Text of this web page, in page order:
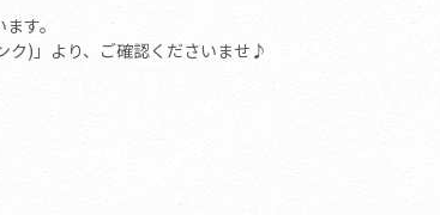
す。
ク)」より、ご確認くださいませ♪